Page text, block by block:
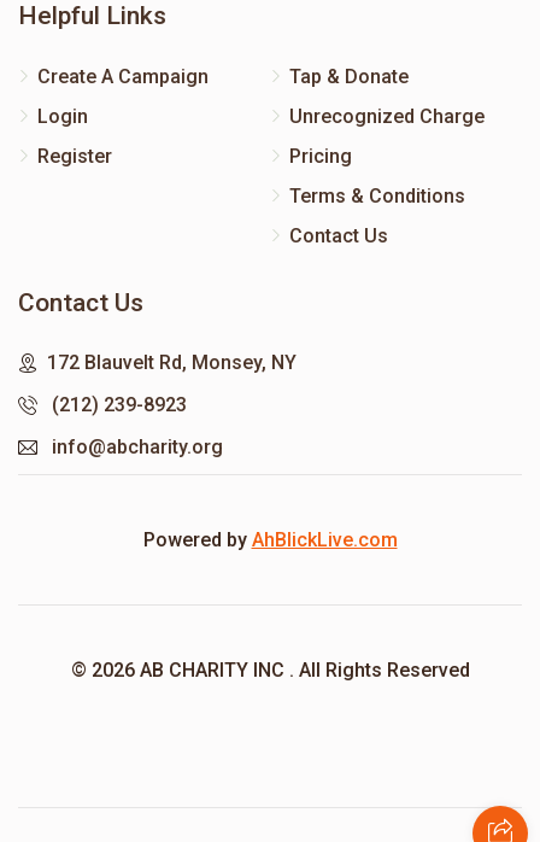
Helpful Links
Create A Campaign
Login
Register
Tap & Donate
Unrecognized Charge
Pricing
Terms & Conditions
Contact Us
Contact Us
172 Blauvelt Rd, Monsey, NY
(212) 239-8923
info@abcharity.org
Powered by AhBlickLive.com
© 2026 AB CHARITY INC . All Rights Reserved